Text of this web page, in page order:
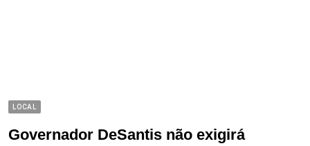
LOCAL
Governador DeSantis não exigirá